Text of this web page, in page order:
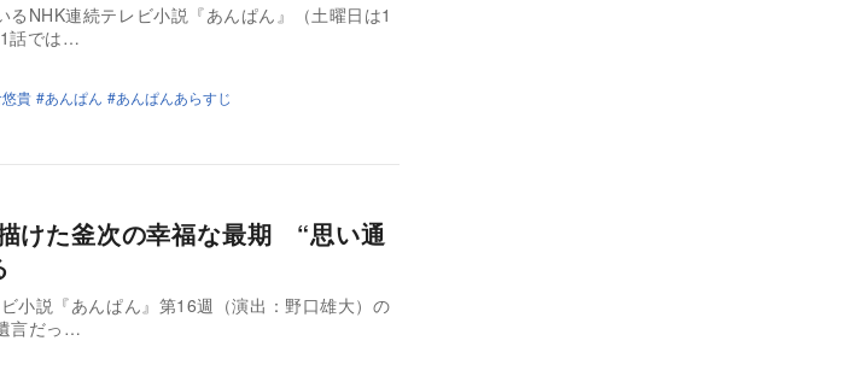
NHK連続テレビ小説『あんぱん』（土曜日は1
話では…
貴 あんぱん あんぱんあらすじ
けた釜次の幸福な最期 “思い通
小説『あんぱん』第16週（演出：野口雄大）の
言だっ…